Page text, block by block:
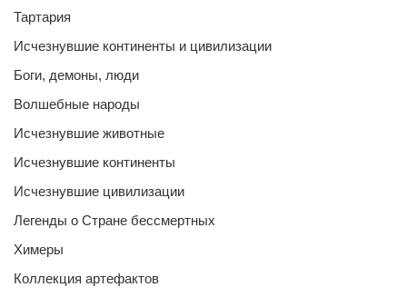
Тартария
Исчезнувшие континенты и цивилизации
Боги, демоны, люди
Волшебные народы
Исчезнувшие животные
Исчезнувшие континенты
Исчезнувшие цивилизации
Легенды о Стране бессмертных
Химеры
Коллекция артефактов